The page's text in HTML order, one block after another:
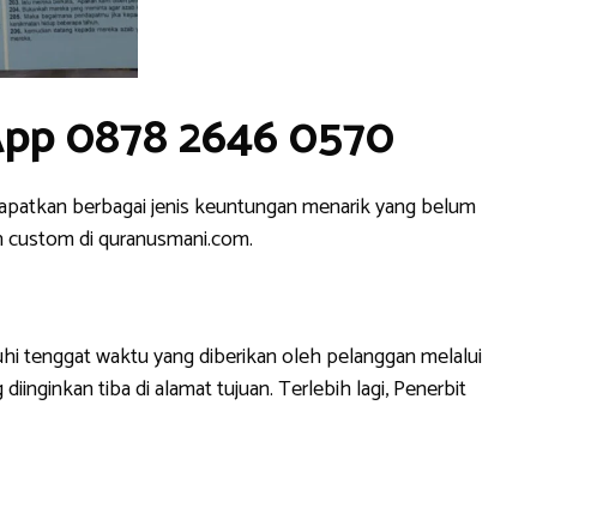
0878 2646 0570
berbagai jenis keuntungan menarik yang belum
di quranusmani.com.
tenggat waktu yang diberikan oleh pelanggan melalui
tiba di alamat tujuan. Terlebih lagi, Penerbit